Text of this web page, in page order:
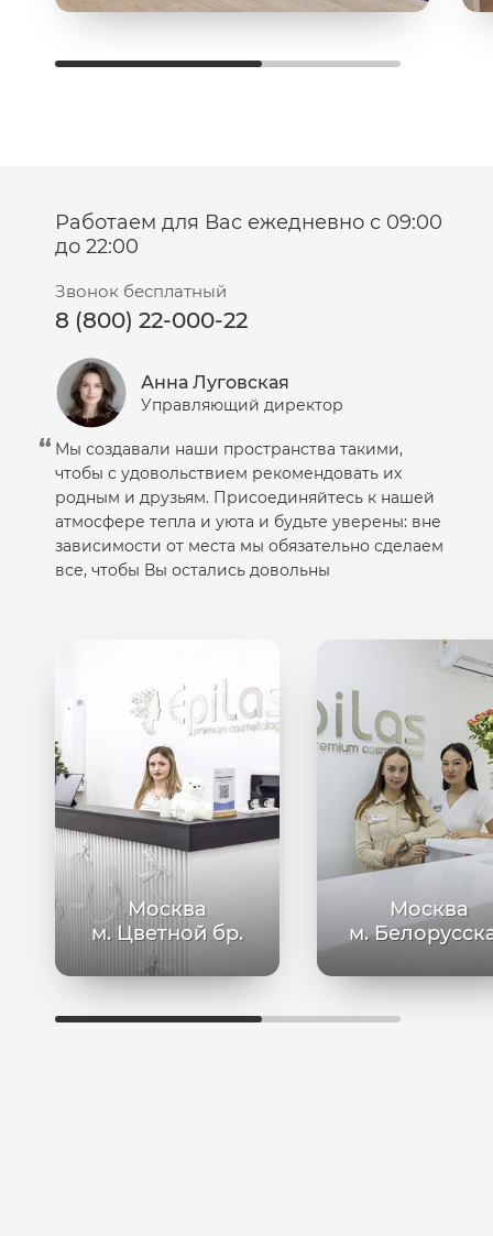
Работаем для Вас ежедневно с 09:00
до 22:00
Звонок бесплатный
8 (800) 22-000-22
Анна Луговская
Управляющий директор
Мы создавали наши пространства такими,
чтобы с удовольствием рекомендовать их
родным и друзьям. Присоединяйтесь к нашей
атмосфере тепла и уюта и будьте уверены: вне
зависимости от места мы обязательно сделаем
все, чтобы Вы остались довольны